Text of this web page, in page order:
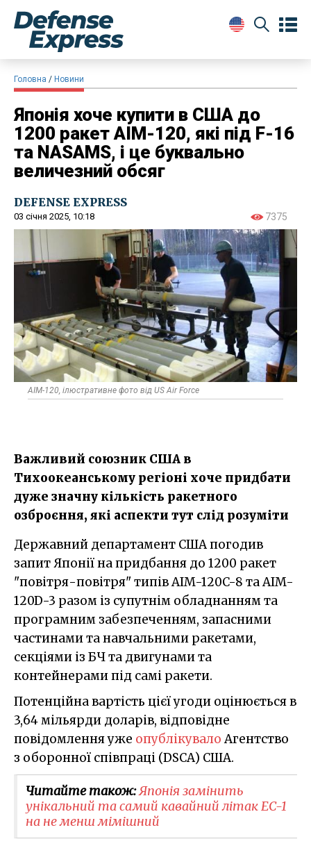
Головна Новини
Японія хоче купити в США до
1200 ракет AIM-120, які під F-16
та NASAMS, і це буквально
величезний обсяг
DEFENSE EXPRESS
03 січня 2025, 10:18 7375
AIM-120, ілюстративне фото від US Air Force
Важливий союзник США в
Тихоокеанському регіоні хоче придбати
дуже значну кількість ракетного
озброєння, які аспекти тут слід розуміти
Державний департамент США погодив
запит Японії на придбання до 1200 ракет
"повітря-повітря" типів AIM-120C-8 та AIM-
120D-3 разом із супутнім обладнанням та
програмним забезпеченням, запасними
частинами та навчальними ракетами,
секціями із БЧ та двигунами та
контейнерами під самі ракети.
Потенційна вартість цієї угоди оцінюється в
3,64 мільярди доларів, відповідне
повідомлення уже опублікувалоАгентство
з оборонної співпраці (DSCA) США.
Читайте також:Японія замінить
унікальний та самий кавайний літак EC-1
на не менш мімішний